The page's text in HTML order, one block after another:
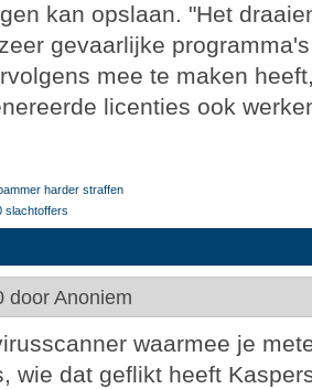
kan opslaan. "Het
gevaarlijke
mee te maken
licenties ook
harder straffen
slachtoffers
door Anoniem
waarmee je
wie dat geflikt heeft